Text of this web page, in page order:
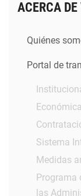
ACERCA
Quiénes
Portal de
Económica
Sistema
Medidas
Programa
las